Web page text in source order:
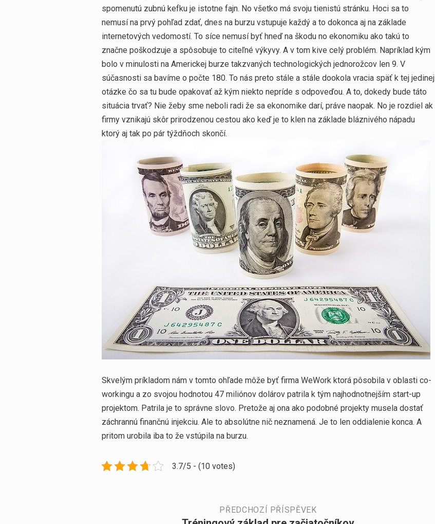
spomenutú zubnú kefku je istotne fajn. No všetko má svoju tienistú stránku. Hoci sa to
nemusí na prvý pohľad zdať, dnes na burzu vstupuje každý a to dokonca aj na základe
internetových vedomostí. To síce nemusí byť hneď na škodu no ekonomiku ako takú to
značne poškodzuje a spôsobuje to citeľné výkyvy. A v tom kive celý problém. Napríklad kým
bolo v minulosti na Americkej burze takzvaných technologických jednorožcov len 9. V
súčasnosti sa bavíme o počte 180. To nás preto stále a stále dookola vracia späť k tej jedinej
otázke čo sa tu bude opakovať až kým niekto nepríde s odpoveďou. A to, dokedy bude táto
situácia trvať? Nie žeby sme neboli radi že sa ekonomike darí, práve naopak. No je rozdiel ak
firmy vznikajú skôr prirodzenou cestou ako keď je to klen na základe bláznivého nápadu
ktorý aj tak po pár týždňoch skončí.
Skvelým príkladom nám v tomto ohľade môže byť firma WeWork ktorá pôsobila v oblasti co-
workingu a zo svojou hodnotou 47 miliónov dolárov patrila k tým najhodnotnejším start-up
projektom. Patrila je to správne slovo. Pretože aj ona ako podobné projekty musela dostať
záchrannú finančnú injekciu. Ale to absolútne nič neznamená. Je to len oddialenie konca. A
pritom urobila iba to že vstúpila na burzu.
3.7/5 - (10 votes)
Navigace
PŘEDCHOZÍ PŘÍSPĚVEK